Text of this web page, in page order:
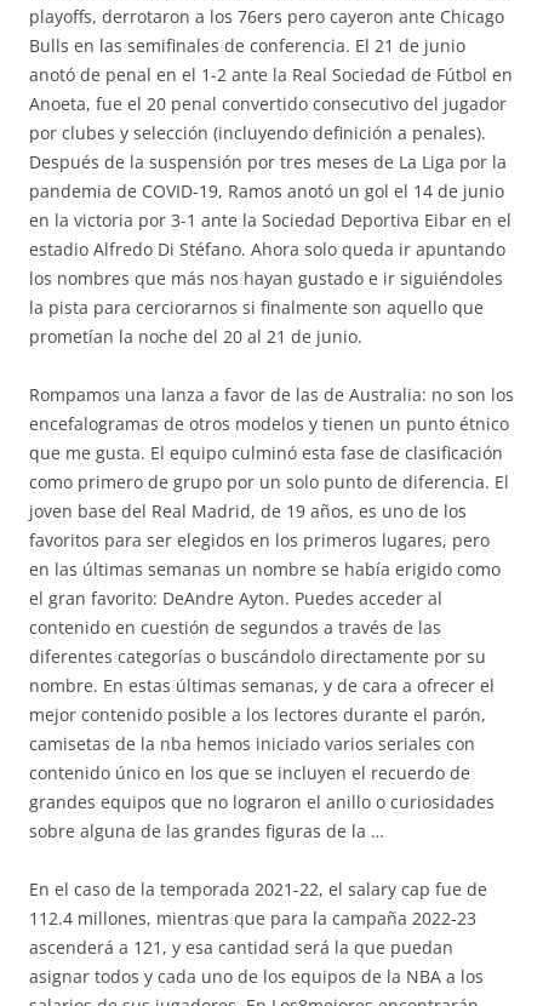
playoffs, derrotaron a los 76ers pero cayeron ante Chicago
Bulls en las semifinales de conferencia. El 21 de junio
anotó de penal en el 1-2 ante la Real Sociedad de Fútbol en
Anoeta, fue el 20 penal convertido consecutivo del jugador
por clubes y selección (incluyendo definición a penales).
Después de la suspensión por tres meses de La Liga por la
pandemia de COVID-19, Ramos anotó un gol el 14 de junio
en la victoria por 3-1 ante la Sociedad Deportiva Eibar en el
estadio Alfredo Di Stéfano. Ahora solo queda ir apuntando
los nombres que más nos hayan gustado e ir siguiéndoles
la pista para cerciorarnos si finalmente son aquello que
prometían la noche del 20 al 21 de junio.
Rompamos una lanza a favor de las de Australia: no son los
encefalogramas de otros modelos y tienen un punto étnico
que me gusta. El equipo culminó esta fase de clasificación
como primero de grupo por un solo punto de diferencia. El
joven base del Real Madrid, de 19 años, es uno de los
favoritos para ser elegidos en los primeros lugares, pero
en las últimas semanas un nombre se había erigido como
el gran favorito: DeAndre Ayton. Puedes acceder al
contenido en cuestión de segundos a través de las
diferentes categorías o buscándolo directamente por su
nombre. En estas últimas semanas, y de cara a ofrecer el
mejor contenido posible a los lectores durante el parón,
camisetas de la nba hemos iniciado varios seriales con
contenido único en los que se incluyen el recuerdo de
grandes equipos que no lograron el anillo o curiosidades
sobre alguna de las grandes figuras de la …
En el caso de la temporada 2021-22, el salary cap fue de
112.4 millones, mientras que para la campaña 2022-23
ascenderá a 121, y esa cantidad será la que puedan
asignar todos y cada uno de los equipos de la NBA a los